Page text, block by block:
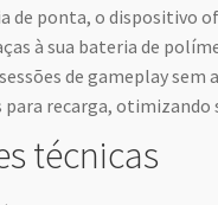
de ponta, o dispositivo
à sua bateria de
de gameplay sem
recarga, otimizando
técnicas